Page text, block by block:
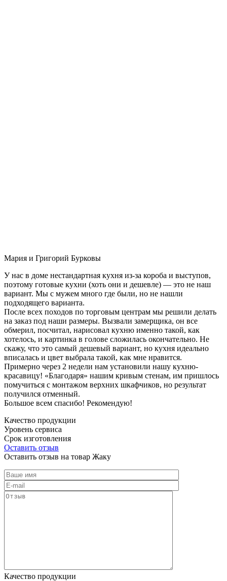
Мария и Григорий Бурковы
У нас в доме нестандартная кухня из-за короба и выступов,
поэтому готовые кухни (хоть они и дешевле) — это не наш
вариант. Мы с мужем много где были, но не нашли
подходящего варианта.
После всех походов по торговым центрам мы решили делать
на заказ под наши размеры. Вызвали замерщика, он все
обмерил, посчитал, нарисовал кухню именно такой, как
хотелось, и картинка в голове сложилась окончательно. Не
скажу, что это самый дешевый вариант, но кухня идеально
вписалась и цвет выбрала такой, как мне нравится.
Примерно через 2 недели нам установили нашу кухню-
красавицу! «Благодаря» нашим кривым стенам, им пришлось
помучиться с монтажом верхних шкафчиков, но результат
получился отменный.
Большое всем спасибо! Рекомендую!
Качество продукции
Уровень сервиса
Срок изготовления
Оставить отзыв
Оставить отзыв на товар Жаку
Качество продукции